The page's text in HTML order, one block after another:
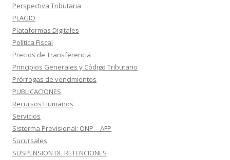
Perspectiva Tributaria
PLAGIO
Plataformas Digitales
Política Fiscal
Precios de Transferencia
Principios Generales y Código Tributario
Prórrogas de vencimientos
PUBLICACIONES
Recursos Humanos
Servicios
Sisterma Previsional: ONP – AFP
Sucursales
SUSPENSION DE RETENCIONES